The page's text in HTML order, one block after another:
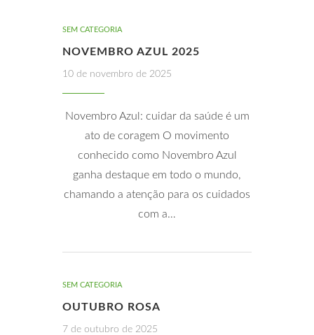
SEM CATEGORIA
NOVEMBRO AZUL 2025
10 de novembro de 2025
Novembro Azul: cuidar da saúde é um
ato de coragem O movimento
conhecido como Novembro Azul
ganha destaque em todo o mundo,
chamando a atenção para os cuidados
com a…
SEM CATEGORIA
OUTUBRO ROSA
7 de outubro de 2025